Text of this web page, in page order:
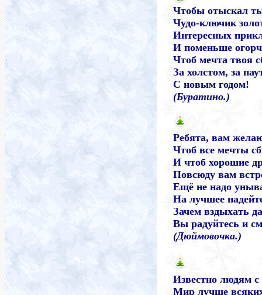
Чтобы отыскал
Чудо-ключик
Интересных
И поменьше
Чтоб мечта твоя
За холстом, за
С новым годом!
(Буратино.)
Ребята, вам
Чтоб все мечты
И чтоб хорошие
Повсюду вам
Ещё не надо
На лучшее
Зачем вздыхать
Вы радуйтесь и
(Дюймовочка.)
Известно людям
Мир лучше